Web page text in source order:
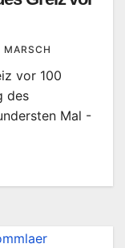
MARSCH
vor 100
des
Mal -